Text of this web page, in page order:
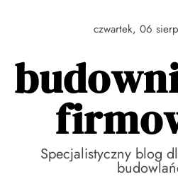
czwartek, 06
Specjalistyczny blog